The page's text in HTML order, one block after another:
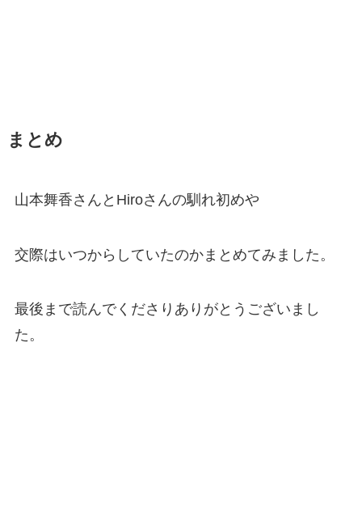
まとめ
山本舞香さんとHiroさんの馴れ初めや
交際はいつからしていたのかまとめてみました。
最後まで読んでくださりありがとうございまし
た。